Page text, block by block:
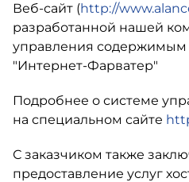
Веб-сайт (http://
разработанной нашей
управления содержимым
"Интернет-Фарватер"
Подробнее о системе
на специальном сайте
С заказчиком также
предоставление услуг